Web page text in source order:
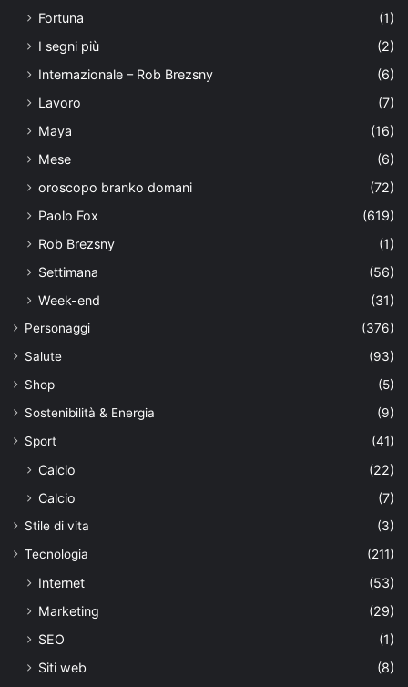
Fortuna
(1)
I segni più
(2)
Internazionale – Rob Brezsny
(6)
Lavoro
(7)
Maya
(16)
Mese
(6)
oroscopo branko domani
(72)
Paolo Fox
(619)
Rob Brezsny
(1)
Settimana
(56)
Week-end
(31)
Personaggi
(376)
Salute
(93)
Shop
(5)
Sostenibilità & Energia
(9)
Sport
(41)
Calcio
(22)
Calcio
(7)
Stile di vita
(3)
Tecnologia
(211)
Internet
(53)
Marketing
(29)
SEO
(1)
Siti web
(8)